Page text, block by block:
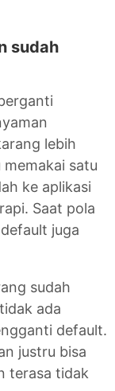
sudah
lebih
satu
ke aplikasi
Saat pola
juga
sudah
ada
default.
justru bisa
terasa tidak